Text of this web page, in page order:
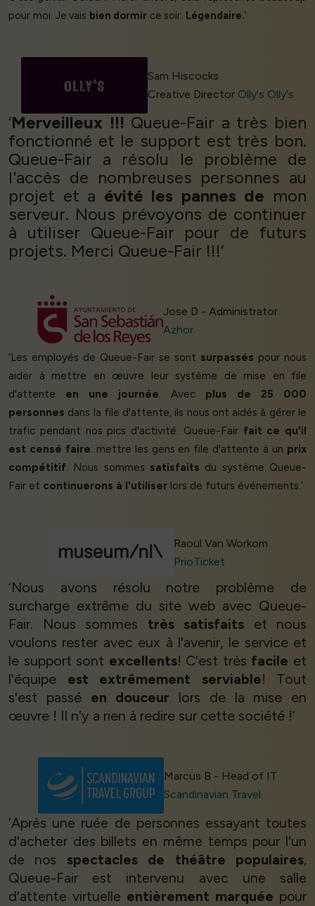
pour moi. Je vais bien dormir ce soir. Légendaire.’
Sam Hiscocks
Creative Director Olly's Olly's
‘Merveilleux !!! Queue-Fair a très bien
fonctionné et le support est très bon.
Queue-Fair a résolu le problème de
l'accès de nombreuses personnes au
projet et a évité les pannes de mon
serveur. Nous prévoyons de continuer
à utiliser Queue-Fair pour de futurs
projets. Merci Queue-Fair !!!’
Jose D - Administrator
Azhor
‘Les employés de Queue-Fair se sont surpassés pour nous
aider à mettre en œuvre leur système de mise en file
d'attente en une journée. Avec plus de 25 000
personnes dans la file d'attente, ils nous ont aidés à gérer le
trafic pendant nos pics d'activité. Queue-Fair fait ce qu'il
est censé faire: mettre les gens en file d'attente à un prix
compétitif. Nous sommes satisfaits du système Queue-
Fair et continuerons à l'utiliser lors de futurs événements.’
Raoul Van Workom
PrioTicket
‘Nous avons résolu notre problème de
surcharge extrême du site web avec Queue-
Fair. Nous sommes très satisfaits et nous
voulons rester avec eux à l'avenir, le service et
le support sont excellents! C'est très facile et
l'équipe est extrêmement serviable! Tout
s'est passé en douceur lors de la mise en
œuvre ! Il n'y a rien à redire sur cette société !’
Marcus B - Head of IT
Scandinavian Travel
‘Après une ruée de personnes essayant toutes
d'acheter des billets en même temps pour l'un
de nos spectacles de théâtre populaires,
Queue-Fair est intervenu avec une salle
d'attente virtuelle entièrement marquée pour